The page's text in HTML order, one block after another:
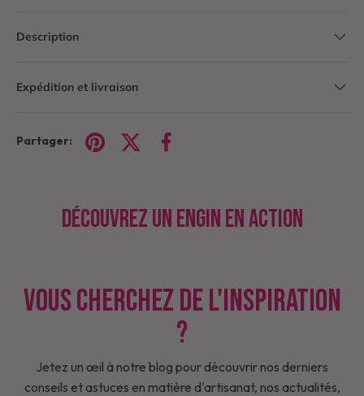
Description
Expédition et livraison
Partager:
Découvrez un engin en action
Vous cherchez de l'inspiration
?
Jetez un œil à notre blog pour découvrir nos derniers
conseils et astuces en matière d'artisanat, nos actualités,